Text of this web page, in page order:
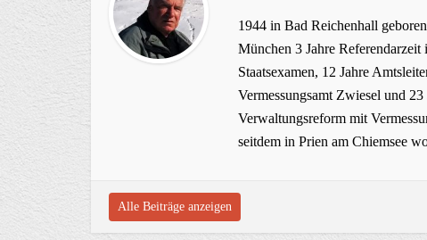
1944 in Bad Reichenhall
München 3 Jahre
Staatsexamen, 12 Jahre
Vermessungsamt Zwiesel und
Verwaltungsreform mit
seitdem in Prien am Chiemsee
Alle Beiträge anzeigen